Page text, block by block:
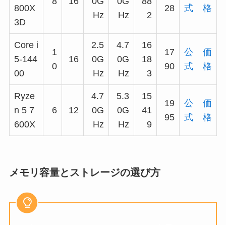
800X
3D
Hz
Hz
2
28 式 格
Core i
5-144
00
1
0
16
2.5
0G
Hz
4.7
0G
Hz
16
18
3
17
90
公
式
価
格
Ryze
n 5 7
600X
6 12
4.7
0G
Hz
5.3
0G
Hz
15
41
9
19
95
公
式
価
格
メモリ容量とストレージの選び方